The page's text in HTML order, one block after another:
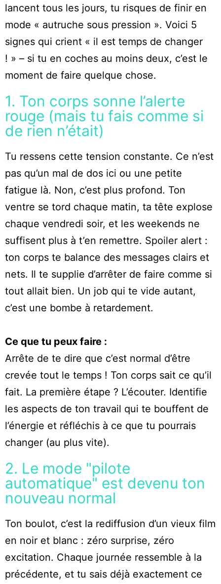
lancent tous les jours, tu risques de finir en
mode « autruche sous pression ». Voici 5
signes qui crient « il est temps de changer
! » – si tu en coches au moins deux, c’est le
moment de faire quelque chose.
1. Ton corps sonne l’alerte
rouge (mais tu fais comme si
de rien n’était)
Tu ressens cette tension constante. Ce n’est
pas qu’un mal de dos ici ou une petite
fatigue là. Non, c’est plus profond. Ton
ventre se tord chaque matin, ta tête explose
chaque vendredi soir, et les weekends ne
suffisent plus à t’en remettre. Spoiler alert :
ton corps te balance des messages clairs et
nets. Il te supplie d’arrêter de faire comme si
tout allait bien. Un job qui te vide autant,
c’est une bombe à retardement.
Ce que tu peux faire :
Arrête de te dire que c’est normal d’être
crevée tout le temps ! Ton corps sait ce qu’il
fait. La première étape ? L’écouter. Identifie
les aspects de ton travail qui te bouffent de
l’énergie et réfléchis à ce que tu pourrais
changer (au plus vite).
2. Le mode "pilote
automatique" est devenu ton
nouveau normal
Ton boulot, c’est la rediffusion d’un vieux film
en noir et blanc : zéro surprise, zéro
excitation. Chaque journée ressemble à la
précédente, et tu sais déjà exactement ce